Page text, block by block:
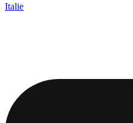
Italie